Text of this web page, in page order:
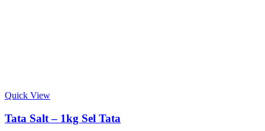
Quick View
Tata Salt – 1kg Sel Tata